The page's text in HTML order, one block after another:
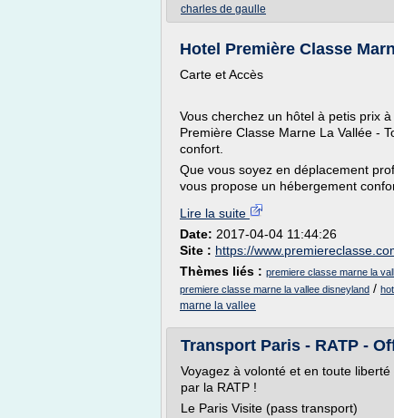
charles de gaulle
Hotel Première Classe
Carte et Accès
Vous cherchez un hôtel à petis prix
Première Classe Marne La Vallée -
confort.
Que vous soyez en déplacement
vous propose un hébergement
Lire la suite
Date: 2017-04-04 11:44:26
Site : https://
Thèmes liés : premiere classe marne la
premiere classe marne la vallee disneyland /
marne la vallee
Transport Paris - RATP -
Voyagez à volonté et en toute
par la RATP !
Le Paris Visite (pass transport)